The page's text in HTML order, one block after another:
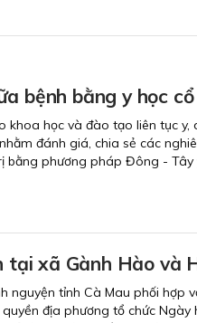
bệnh bằng y học
khoa học và đào tạo liên tục y,
đánh giá, chia sẻ các
bằng phương pháp Đông - Tây
tại xã Gành Hào và
nguyện tỉnh Cà Mau phối hợp
địa phương tổ chức Ngày